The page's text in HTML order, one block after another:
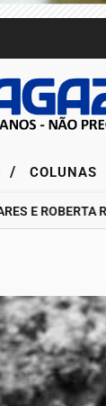
/ COLUNAS